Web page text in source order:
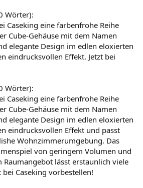
Wörter):
Caseking eine farbenfrohe Reihe
Cube-Gehäuse mit dem Namen
elegante Design im edlen eloxierten
eindrucksvollen Effekt. Jetzt bei
Wörter):
Caseking eine farbenfrohe Reihe
Cube-Gehäuse mit dem Namen
elegante Design im edlen eloxierten
eindrucksvollen Effekt und passt
Wohnzimmerumgebung. Das
von geringem Volumen und
lässt erstaunlich viele
bei Caseking vorbestellen!